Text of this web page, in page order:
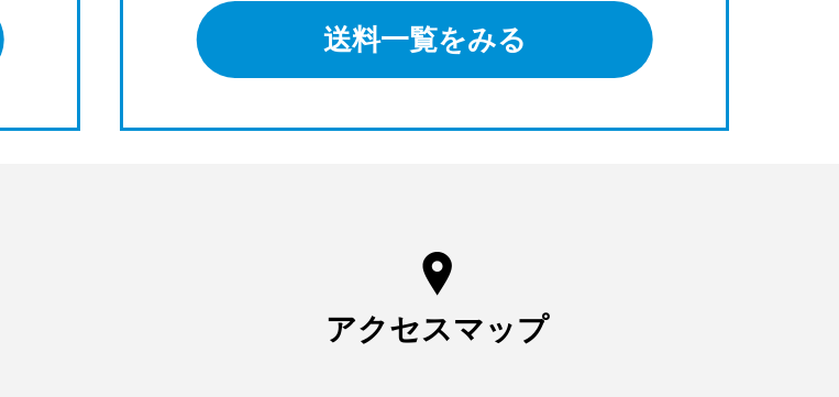
送料一覧をみる
アクセスマップ